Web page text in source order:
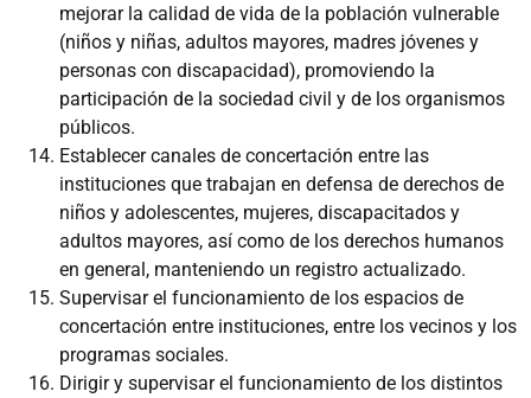
mejorar la calidad de vida de la población vulnerable
(niños y niñas, adultos mayores, madres jóvenes y
personas con discapacidad), promoviendo la
participación de la sociedad civil y de los organismos
públicos.
Establecer canales de concertación entre las
instituciones que trabajan en defensa de derechos de
niños y adolescentes, mujeres, discapacitados y
adultos mayores, así como de los derechos humanos
en general, manteniendo un registro actualizado.
Supervisar el funcionamiento de los espacios de
concertación entre instituciones, entre los vecinos y los
programas sociales.
Dirigir y supervisar el funcionamiento de los distintos